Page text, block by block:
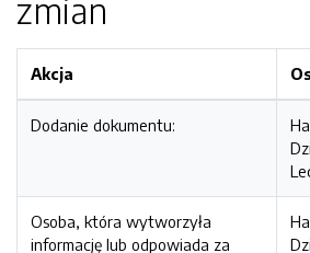
zmian
Akcja
Dodanie dokumentu:
Osoba, która wytworzyła
informację lub odpowiada za